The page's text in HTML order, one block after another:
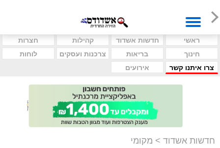
ראשי חדשות אשדוד קהילות
חצרות
חינוך
בריאות צרכנות ועסקים
לוחות
צרו איתנו קשר
אירועים
חדשות אשדוד > מקומי